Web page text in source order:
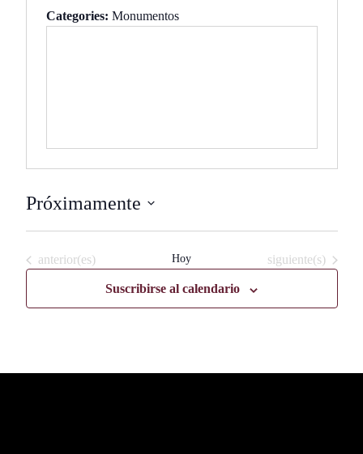
Categories: Monumentos
Próximamente
Seleccionar
Eventos
anterior(es) Hoy Eventos
siguiente(s)
Suscribirse al calendario